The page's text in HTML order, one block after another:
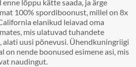
lõppu kätte saada, ja ärge
100% spordiboonust, millel on 8x
elanikud leiavad oma
mis ulatuvad tuhandete
alati uusi põnevusi. Ühendkuningriigi
on nende boonused esimene asi, mis
naudingut.